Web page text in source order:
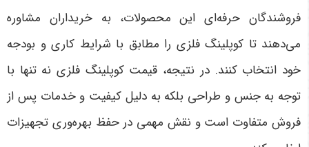
فروشندگان حرفه‌ای این محصولات، به خریداران مشاوره
می‌دهند تا کوپلینگ فلزی را مطابق با شرایط کاری و بودجه
خود انتخاب کنند. در نتیجه، قیمت کوپلینگ فلزی نه تنها با
توجه به جنس و طراحی بلکه به دلیل کیفیت و خدمات پس از
فروش متفاوت است و نقش مهمی در حفظ بهره‌وری تجهیزات